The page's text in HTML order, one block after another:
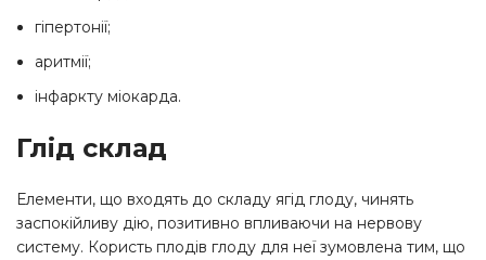
гіпертонії;
аритмії;
інфаркту міокарда.
Глід склад
Елементи, що входять до складу ягід глоду, чинять
заспокійливу дію, позитивно впливаючи на нервову
систему. Користь плодів глоду для неї зумовлена тим, що